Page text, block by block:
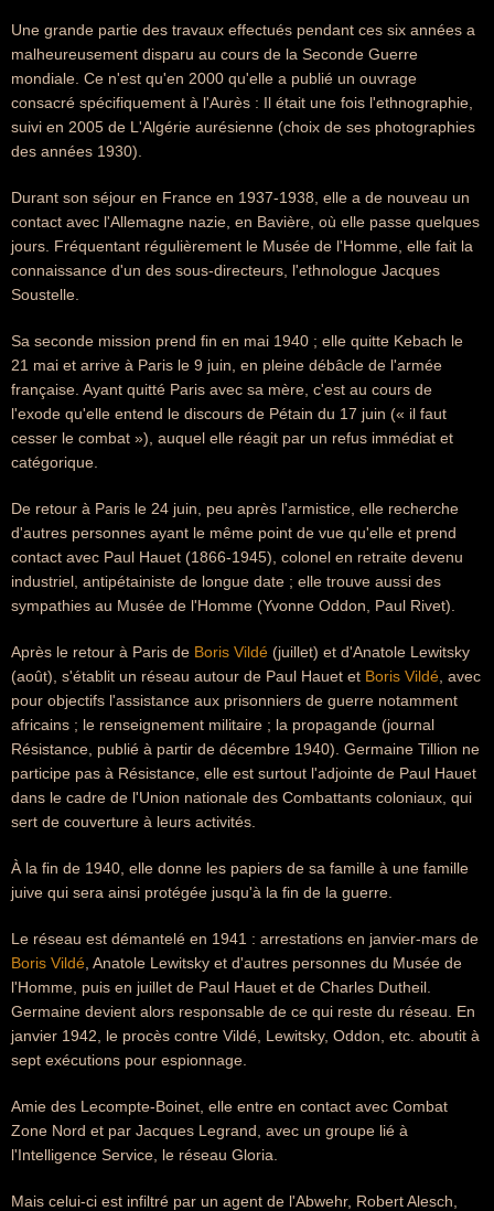
Une grande partie des travaux effectués pendant ces six années a
malheureusement disparu au cours de la Seconde Guerre
mondiale. Ce n'est qu'en 2000 qu'elle a publié un ouvrage
consacré spécifiquement à l'Aurès : Il était une fois l'ethnographie,
suivi en 2005 de L'Algérie aurésienne (choix de ses photographies
des années 1930).
Durant son séjour en France en 1937-1938, elle a de nouveau un
contact avec l'Allemagne nazie, en Bavière, où elle passe quelques
jours. Fréquentant régulièrement le Musée de l'Homme, elle fait la
connaissance d'un des sous-directeurs, l'ethnologue Jacques
Soustelle.
Sa seconde mission prend fin en mai 1940 ; elle quitte Kebach le
21 mai et arrive à Paris le 9 juin, en pleine débâcle de l'armée
française. Ayant quitté Paris avec sa mère, c'est au cours de
l'exode qu'elle entend le discours de Pétain du 17 juin (« il faut
cesser le combat »), auquel elle réagit par un refus immédiat et
catégorique.
De retour à Paris le 24 juin, peu après l'armistice, elle recherche
d'autres personnes ayant le même point de vue qu'elle et prend
contact avec Paul Hauet (1866-1945), colonel en retraite devenu
industriel, antipétainiste de longue date ; elle trouve aussi des
sympathies au Musée de l'Homme (Yvonne Oddon, Paul Rivet).
Après le retour à Paris de Boris Vildé (juillet) et d'Anatole Lewitsky
(août), s'établit un réseau autour de Paul Hauet et Boris Vildé , avec
pour objectifs l'assistance aux prisonniers de guerre notamment
africains ; le renseignement militaire ; la propagande (journal
Résistance, publié à partir de décembre 1940). Germaine Tillion ne
participe pas à Résistance, elle est surtout l'adjointe de Paul Hauet
dans le cadre de l'Union nationale des Combattants coloniaux, qui
sert de couverture à leurs activités.
À la fin de 1940, elle donne les papiers de sa famille à une famille
juive qui sera ainsi protégée jusqu'à la fin de la guerre.
Le réseau est démantelé en 1941 : arrestations en janvier-mars de
Boris Vildé , Anatole Lewitsky et d'autres personnes du Musée de
l'Homme, puis en juillet de Paul Hauet et de Charles Dutheil.
Germaine devient alors responsable de ce qui reste du réseau. En
janvier 1942, le procès contre Vildé, Lewitsky, Oddon, etc. aboutit à
sept exécutions pour espionnage.
Amie des Lecompte-Boinet, elle entre en contact avec Combat
Zone Nord et par Jacques Legrand, avec un groupe lié à
l'Intelligence Service, le réseau Gloria.
Mais celui-ci est infiltré par un agent de l'Abwehr, Robert Alesch,